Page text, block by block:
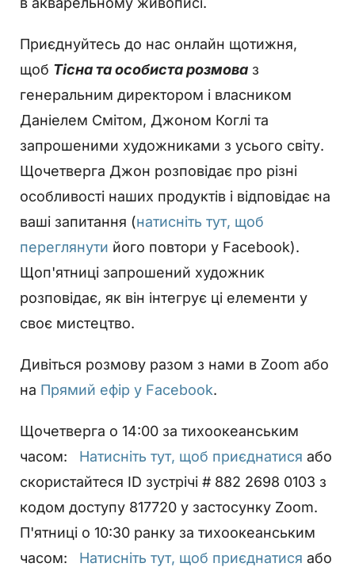
Приєднуйтесь до нас онлайн щотижня,
щоб Тісна та особиста розмова з
генеральним директором і власником
Даніелем Смітом, Джоном Коглі та
запрошеними художниками з усього світу.
Щочетверга Джон розповідає про різні
особливості наших продуктів і відповідає на
ваші запитання (натисніть тут, щоб
переглянути його повтори у Facebook).
Щоп'ятниці запрошений художник
розповідає, як він інтегрує ці елементи у
своє мистецтво.
Дивіться розмову разом з нами в Zoom або
на Прямий ефір у Facebook.
Щочетверга о 14:00 за тихоокеанським
часом: Натисніть тут, щоб приєднатися або
скористайтеся ID зустрічі # 882 2698 0103 з
кодом доступу 817720 у застосунку Zoom.
П'ятниці о 10:30 ранку за тихоокеанським
часом: Натисніть тут, щоб приєднатися або